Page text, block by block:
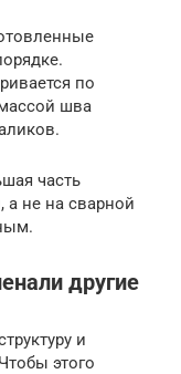
по
шва
часть
а не на сварной
другие
и
этого